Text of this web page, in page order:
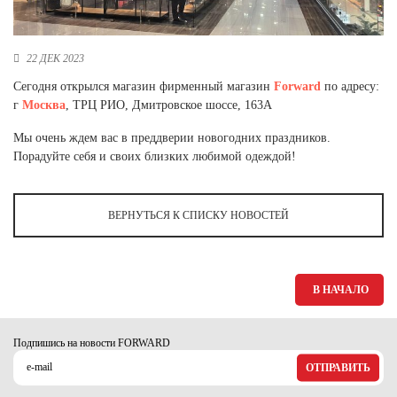
Новосибирская область (3)
Республика Башкортостан (3)
Республика Крым (1)
Ростовская область (2)
Тюменская область (3)
22 ДЕК 2023
Сегодня открылся магазин фирменный магазин Forward по адресу:
г Москва, ТРЦ РИО, Дмитровское шоссе, 163А
Мы очень ждем вас в преддверии новогодних праздников.
Порадуйте себя и своих близких любимой одеждой!
ВЕРНУТЬСЯ К СПИСКУ НОВОСТЕЙ
В НАЧАЛО
Подпишись на новости FORWARD
ОТПРАВИТЬ